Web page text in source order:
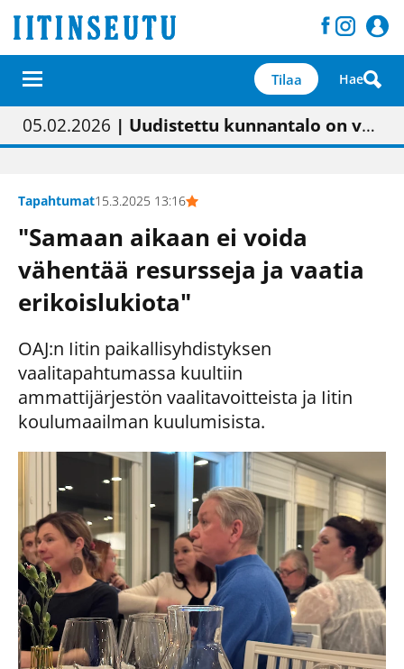
Tilaa Hae
01.02.2026 | Painon vaihtumisen pitäisi näkyä hieman parempana painojäljen laatuna lehdessä
05.02.2026 | Uudistettu kunnantalo on valoisa
23.04.2026 | “Olemme käynnistämässä uudelleen keskustavisiotyön”
09.05.2026| "Maalla on totuttu elämään omavaraisemmin kuin kaupungissa"
Tapahtumat15.3.2025 13:16
"Samaan aikaan ei voida
vähentää resursseja ja vaatia
erikoislukiota"
OAJ:n Iitin paikallisyhdistyksen
vaalitapahtumassa kuultiin
ammattijärjestön vaalitavoitteista ja Iitin
koulumaailman kuulumisista.